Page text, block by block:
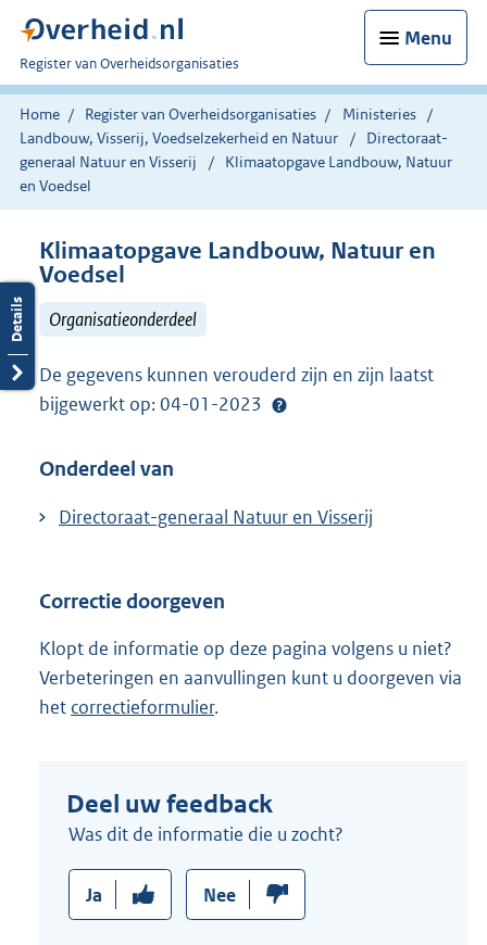
Menu
U
bent
nu
hier:
Register van Overheidsorganisaties
Home Register van Overheidsorganisaties
Ministeries
Landbouw, Visserij, Voedselzekerheid en Natuur
Directoraat-
generaal Natuur en Visserij
Klimaatopgave Landbouw, Natuur
en Voedsel
Klimaatopgave Landbouw, Natuur en
Voedsel
Organisatieonderdeel
De gegevens kunnen verouderd zijn en zijn laatst
bijgewerkt op: 04-01-2023
Onderdeel van
Directoraat-generaal Natuur en Visserij
Correctie doorgeven
Klopt de informatie op deze pagina volgens u niet?
Verbeteringen en aanvullingen kunt u doorgeven via
het correctieformulier.
Deel uw feedback
Was dit de informatie die u zocht?
Ja Nee